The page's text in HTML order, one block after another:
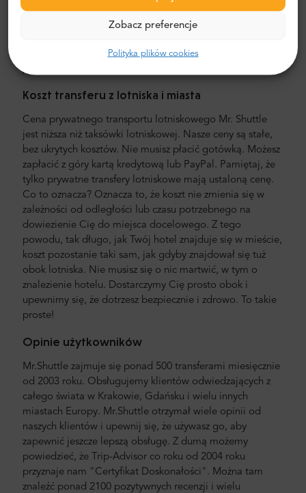
Zobacz preferencje
Polityka plików cookies
transport door-to-door w nowych, nowoczesnych,
komfortowych, klimatyzowanych minivanach i minibusach
doświadczonych kierowców-weteranów, biegle
Koszt transferu z lotniska i miasta
Cena prywatnego transportu lotniskowego Mr. Shuttle
jest niższa niż taksówki lotniskowej. Nasze ceny są stałe,
bez ukrytych kosztów. Nie musisz płacić gotówką. Możesz
zapłacić z góry kartą kredytową lub PayPal. Pamiętaj, że
tylko prywatne transfery lotniskowe mają ustaloną cenę.
Co to oznacza? Oznacza to, że koszt nie zmienia się w
zależności od odległości lub czasu potrzebnego na
dowiezienie Cię do miejsca docelowego. Z tego
powodu, tak długo, jak Twój hotel znajduje się w mieście,
koszt pozostanie taki sam, jak gdyby znajdował się tuż
obok lotniska. Nie musisz się o nic martwić, w tym o
znalezienie hotelu. Dostarczymy Cię prosto obok i
upewnimy się, że dotrzesz bezpiecznie i zdrowo. To takie
proste!
Opinie użytkowników
Mr.Shuttle zajmuje się ponad 500 transferami miesięcznie
od 2003 roku. Obsługujemy klientów odwiedzających z
całego świata w Krakowie, Gdańsku i wielu innych
miastach Europy. Mr.Shuttle otrzymał wiele opinii od
naszych klientów i upewnij się, że używasz go, aby
zapewnić jeszcze lepszą obsługę. Z dumą możemy
powiedzieć, że Trip-Advisor co roku od 2004 roku
przyznaje nam "Certyfikat Doskonałości". Można tam
znaleźć ponad 2100 pozytywnych recenzji i wielu